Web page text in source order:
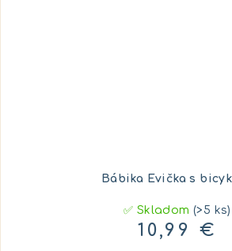
Bábika Evička s
✅ Skladom(>5 ks)
10,99 €